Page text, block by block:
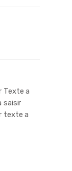
Texte a
saisir
texte a